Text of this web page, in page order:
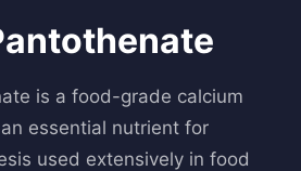
is a food-grade calcium
essential nutrient for
used extensively in food